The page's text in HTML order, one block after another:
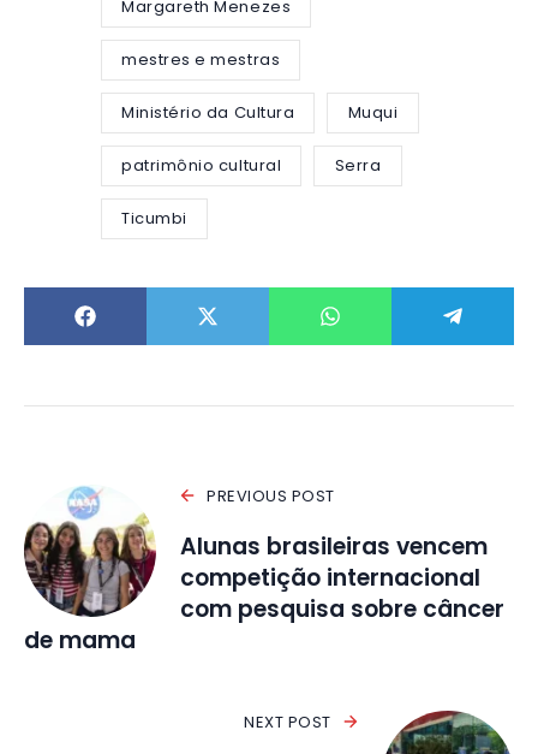
Margareth Menezes
mestres e mestras
Ministério da Cultura Muqui
patrimônio cultural Serra
Ticumbi
PREVIOUS POST
Alunas brasileiras vencem
competição internacional
com pesquisa sobre câncer
de mama
NEXT POST